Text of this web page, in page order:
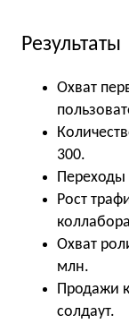
Результаты
Охват
300.
Переходы
Рост
Охват
млн.
Продажи
солдаут.